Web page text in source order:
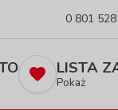
0 801
LISTA
Pokaż